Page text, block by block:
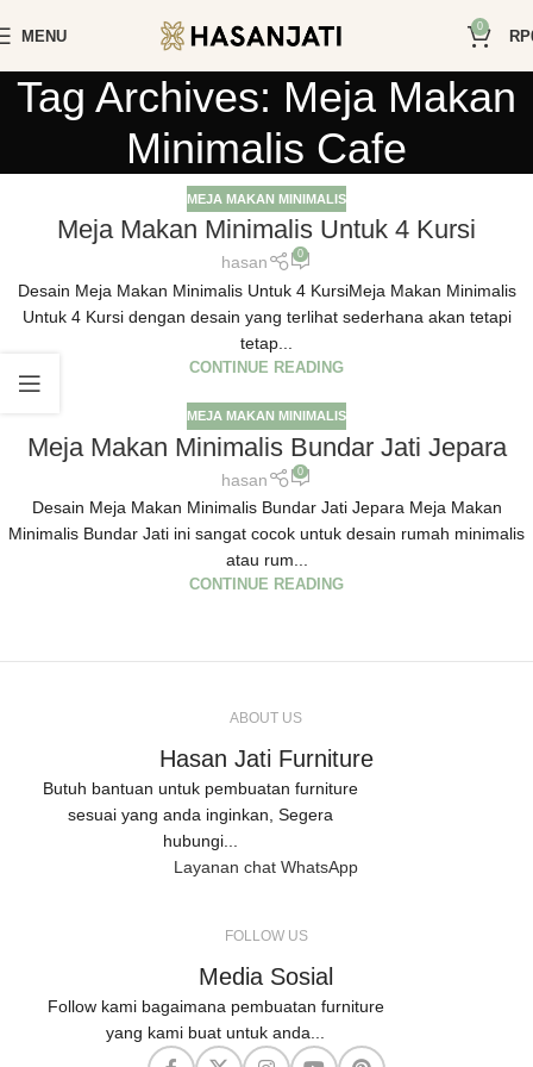
MENU
0
RP
Tag Archives: Meja Makan
Minimalis Cafe
MEJA MAKAN MINIMALIS
Meja Makan Minimalis Untuk 4 Kursi
hasan 0
Desain Meja Makan Minimalis Untuk 4 KursiMeja Makan Minimalis
Untuk 4 Kursi dengan desain yang terlihat sederhana akan tetapi
tetap...
CONTINUE READING
MEJA MAKAN MINIMALIS
Meja Makan Minimalis Bundar Jati Jepara
hasan 0
Desain Meja Makan Minimalis Bundar Jati Jepara Meja Makan
Minimalis Bundar Jati ini sangat cocok untuk desain rumah minimalis
atau rum...
CONTINUE READING
ABOUT US
Hasan Jati Furniture
Butuh bantuan untuk pembuatan furniture
sesuai yang anda inginkan, Segera
hubungi...
Layanan chat WhatsApp
FOLLOW US
Media Sosial
Follow kami bagaimana pembuatan furniture
yang kami buat untuk anda...